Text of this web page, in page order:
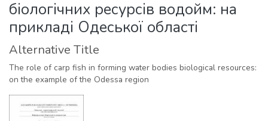
Statistics
біологічних ресурсів водойм: на
прикладі Одеської області
Alternative Title
The role of carp fish in forming water bodies biological resources:
on the example of the Odessa region